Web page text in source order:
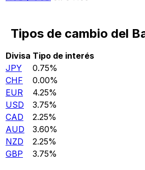
Tipos de cambio del
Divisa Tipo de interés
JPY
0.75%
CHF
0.00%
EUR
4.25%
USD
3.75%
CAD
2.25%
AUD
3.60%
NZD
2.25%
GBP
3.75%